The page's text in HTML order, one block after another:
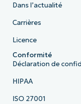
Dans l’actualité
Carrières
Licence
Conformité
Déclaration de
HIPAA
ISO 27001